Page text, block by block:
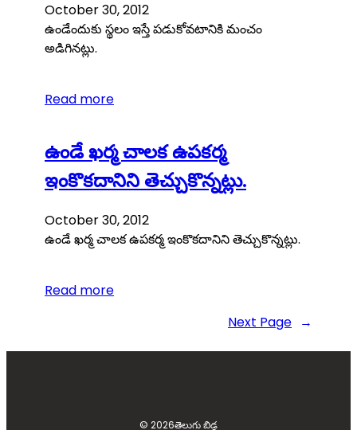
October 30, 2012
ఉండేందుకు స్థలం ఇస్తే పడుకోవటానికి మంచం
అడిగినట్లు.
Read more
ఉండే ఖర్మ చాలక ఉపకర్మ
ఇంకొకదానిని తెచ్చుకొన్నట్లు.
October 30, 2012
ఉండే ఖర్మ చాలక ఉపకర్మ ఇంకొకదానిని తెచ్చుకొన్నట్లు.
Read more
Next Page →
© 2026తెలుగు బిడ్డ